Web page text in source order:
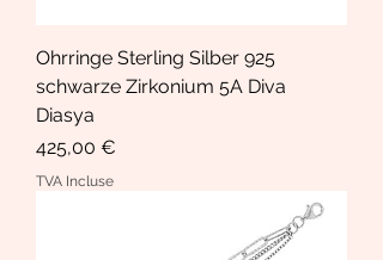
Ohrringe Sterling Silber 925
schwarze Zirkonium 5A Diva
Diasya
Prix
425,00 €
TVA Incluse